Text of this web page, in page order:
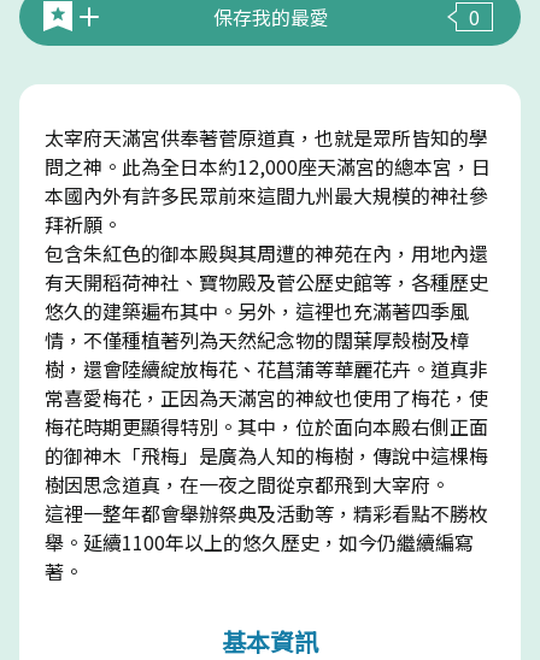
保存我的最愛 0
太宰府天滿宮供奉著菅原道真，也就是眾所皆知的學
問之神。此為全日本約12,000座天滿宮的總本宮，日
本國內外有許多民眾前來這間九州最大規模的神社參
拜祈願。
包含朱紅色的御本殿與其周遭的神苑在內，用地內還
有天開稻荷神社、寶物殿及菅公歷史館等，各種歷史
悠久的建築遍布其中。另外，這裡也充滿著四季風
情，不僅種植著列為天然紀念物的闊葉厚殼樹及樟
樹，還會陸續綻放梅花、花菖蒲等華麗花卉。道真非
常喜愛梅花，正因為天滿宮的神紋也使用了梅花，使
梅花時期更顯得特別。其中，位於面向本殿右側正面
的御神木「飛梅」是廣為人知的梅樹，傳說中這棵梅
樹因思念道真，在一夜之間從京都飛到大宰府。
這裡一整年都會舉辦祭典及活動等，精彩看點不勝枚
舉。延續1100年以上的悠久歷史，如今仍繼續編寫
著。
基本資訊